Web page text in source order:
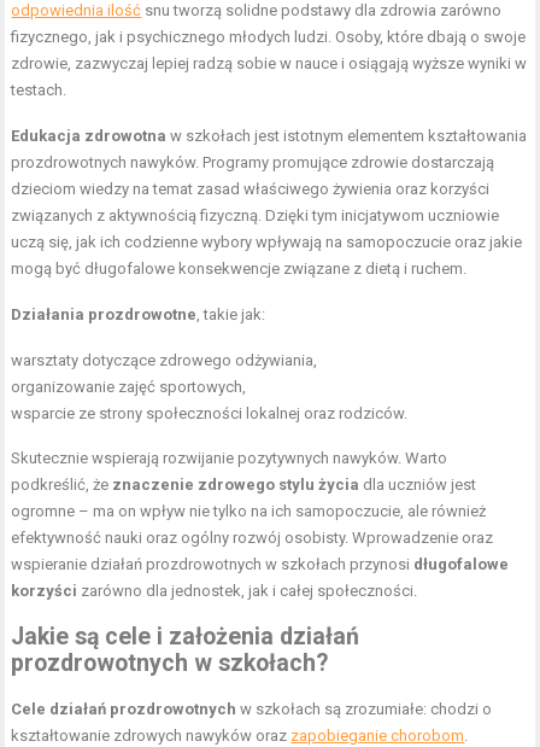
odpowiednia ilość snu tworzą solidne podstawy dla zdrowia zarówno
fizycznego, jak i psychicznego młodych ludzi. Osoby, które dbają o swoje
zdrowie, zazwyczaj lepiej radzą sobie w nauce i osiągają wyższe wyniki w
testach.
Edukacja zdrowotna w szkołach jest istotnym elementem kształtowania
prozdrowotnych nawyków. Programy promujące zdrowie dostarczają
dzieciom wiedzy na temat zasad właściwego żywienia oraz korzyści
związanych z aktywnością fizyczną. Dzięki tym inicjatywom uczniowie
uczą się, jak ich codzienne wybory wpływają na samopoczucie oraz jakie
mogą być długofalowe konsekwencje związane z dietą i ruchem.
Działania prozdrowotne, takie jak:
warsztaty dotyczące zdrowego odżywiania,
organizowanie zajęć sportowych,
wsparcie ze strony społeczności lokalnej oraz rodziców.
Skutecznie wspierają rozwijanie pozytywnych nawyków. Warto
podkreślić, że znaczenie zdrowego stylu życia dla uczniów jest
ogromne – ma on wpływ nie tylko na ich samopoczucie, ale również
efektywność nauki oraz ogólny rozwój osobisty. Wprowadzenie oraz
wspieranie działań prozdrowotnych w szkołach przynosi długofalowe
korzyści zarówno dla jednostek, jak i całej społeczności.
Jakie są cele i założenia działań
prozdrowotnych w szkołach?
Cele działań prozdrowotnych w szkołach są zrozumiałe: chodzi o
kształtowanie zdrowych nawyków oraz zapobieganie chorobom.